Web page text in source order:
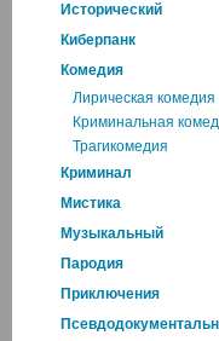
Исторический
Киберпанк
Комедия
Лирическая комедия
Криминальная
Трагикомедия
Криминал
Мистика
Музыкальный
Пародия
Приключения